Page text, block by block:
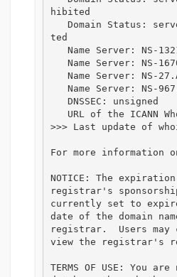
hibited
ted
>>> Last update of
For more information
NOTICE: The
registrar's
currently set to
date of the domain
registrar.  Users may
view the registrar's
TERMS OF USE: You